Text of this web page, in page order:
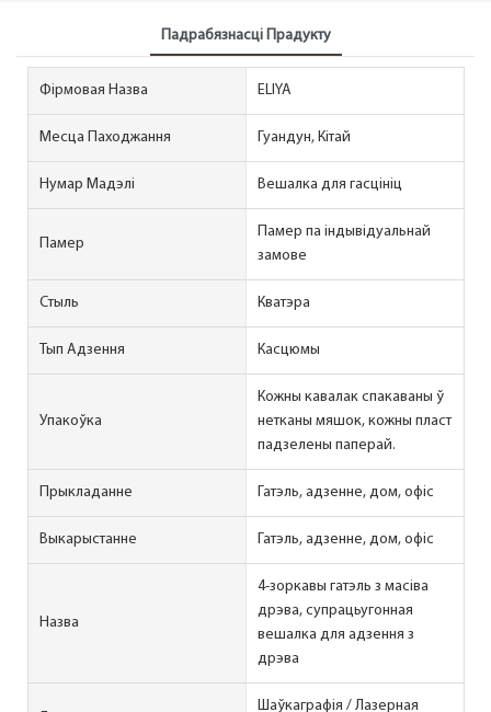
Падрабязнасці Прадукту
Фірмовая Назва ELIYA
Месца Паходжання Гуандун, Кітай
Нумар Мадэлі Вешалка для гасцініц
Памер
Памер па індывідуальнай
замове
Стыль Кватэра
Тып Адзення Касцюмы
Упакоўка
Кожны кавалак спакаваны ў
нетканы мяшок, кожны пласт
падзелены паперай.
Прыкладанне Гатэль, адзенне, дом, офіс
Выкарыстанне Гатэль, адзенне, дом, офіс
Назва
4-зоркавы гатэль з масіва
дрэва, супрацьугонная
вешалка для адзення з
дрэва
Шаўкаграфія / Лазерная